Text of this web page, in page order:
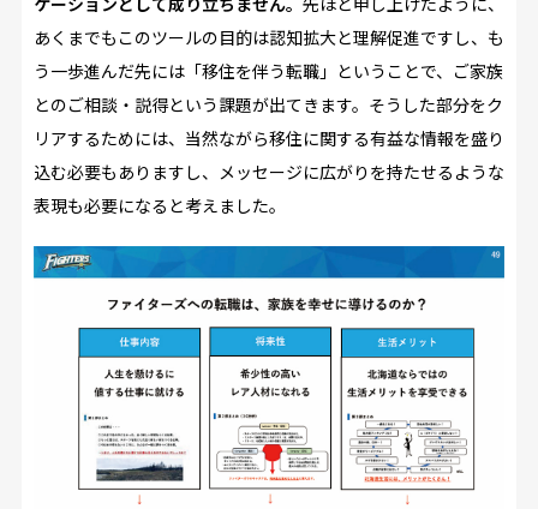
あくまでもこのツールの目的は認知拡大と理解促進ですし、も
う一歩進んだ先には「移住を伴う転職」ということで、ご家族
とのご相談・説得という課題が出てきます。そうした部分をク
リアするためには、当然ながら移住に関する有益な情報を盛り
込む必要もありますし、メッセージに広がりを持たせるような
表現も必要になると考えました。